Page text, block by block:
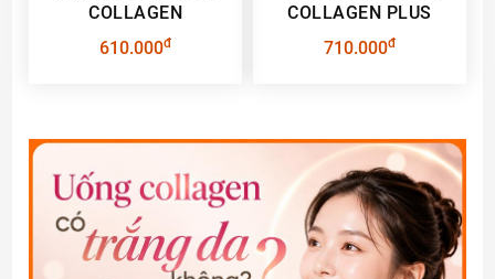
COLLAGEN
610.000đ
COLLAGEN PLUS
710.000đ